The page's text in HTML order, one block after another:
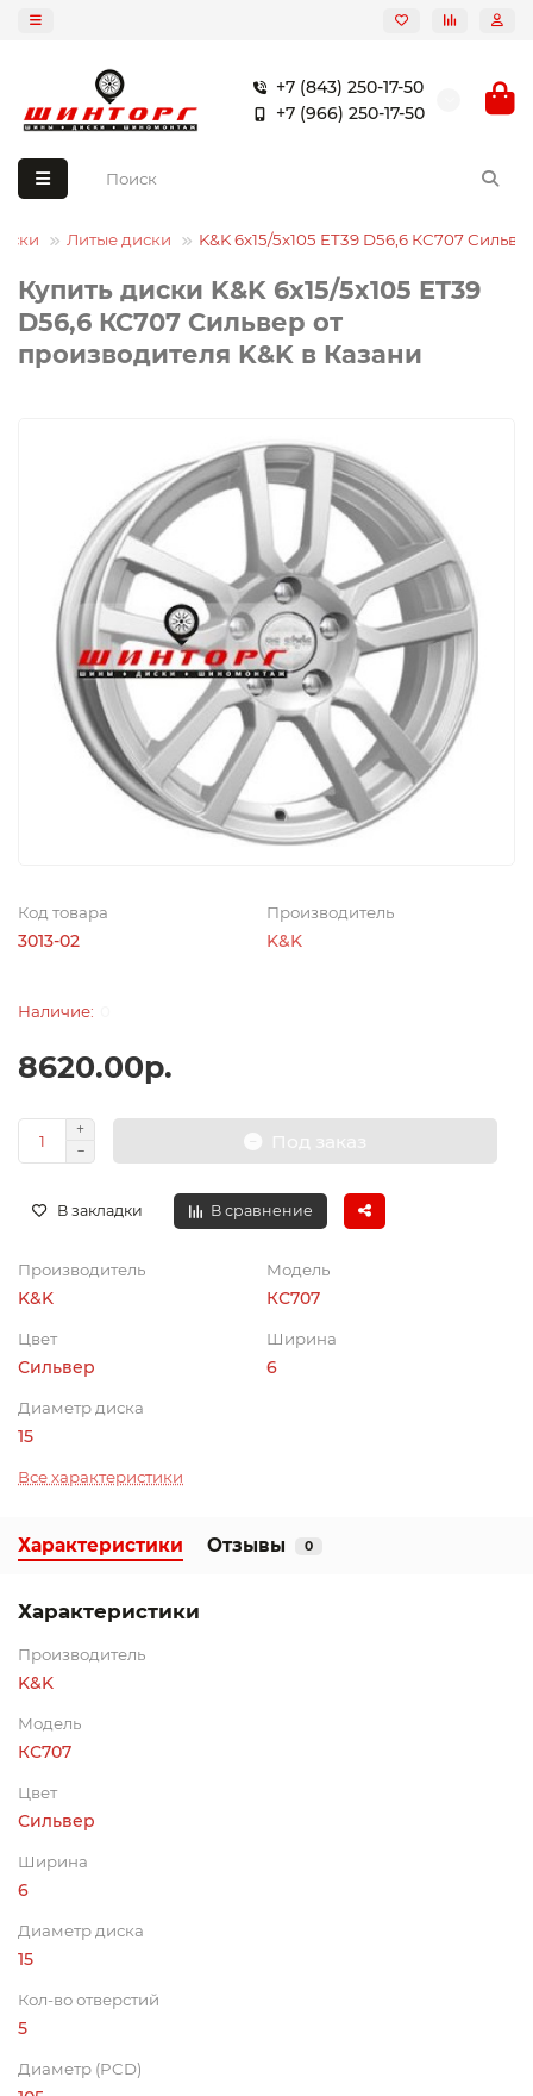
+7 (843) 250-17-50
+7 (966) 250-17-50
Литые диски K&K 6x15/5x105 ET39 D56,6 КС707
Купить диски K&K 6x15/5x105 ET39
D56,6 КС707 Сильвер от
производителя K&K в Казани
Код товара
3013-02
Производитель
K&K
8620.00р.
В закладки В сравнение
Производитель
K&K
Модель
КС707
Цвет
Сильвер
Ширина
6
Диаметр диска
15
Все характеристики
Характеристики Отзывы 0
Характеристики
Производитель
K&K
Модель
КС707
Цвет
Сильвер
Ширина
6
Диаметр диска
15
Кол-во отверстий
5
Диаметр (PCD)